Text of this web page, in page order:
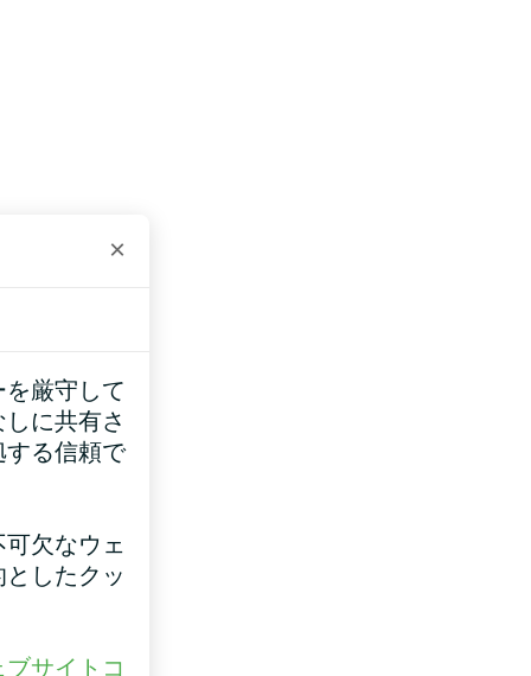
×
厳守して
に共有さ
る信頼で
欠なウェ
したクッ
ブサイトコ